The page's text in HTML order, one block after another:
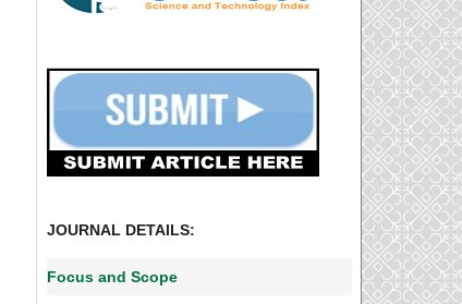
JOURNAL DETAILS:
Focus and Scope